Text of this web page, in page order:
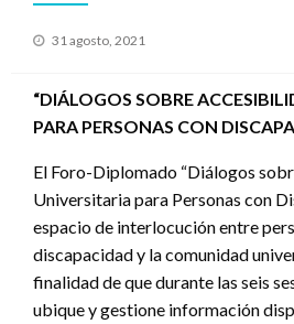
Publicado
31 agosto, 2021
“DIÁLOGOS SOBRE
PARA PERSONAS CON
El Foro-Diplomado “Diálogos
Universitaria para Personas con
espacio de interlocución entre
discapacidad y la comunidad
finalidad de que durante las seis
ubique y gestione información